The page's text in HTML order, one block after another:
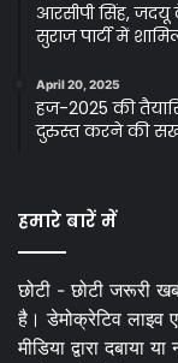
आरसीपी सिंह, जदयू
सुराज पार्टी में
April 20, 2025
हज-2025 की
दुरुस्त करने की
हमारे बारें में
छोटी - छोटी जरूरी
है। डेमोक्रेटिव लाइव
मीडिया द्वारा